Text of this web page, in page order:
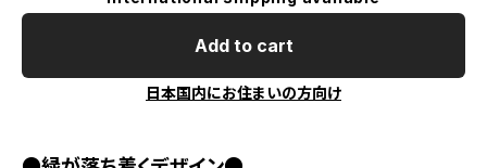
Add to cart
日本国内にお住まいの方向け